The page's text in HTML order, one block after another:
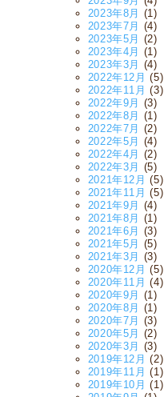
2023年8月 (1)
2023年7月 (4)
2023年5月 (2)
2023年4月 (1)
2023年3月 (4)
2022年12月 (5)
2022年11月 (3)
2022年9月 (3)
2022年8月 (1)
2022年7月 (2)
2022年5月 (4)
2022年4月 (2)
2022年3月 (5)
2021年12月 (5)
2021年11月 (5)
2021年9月 (4)
2021年8月 (1)
2021年6月 (3)
2021年5月 (5)
2021年3月 (3)
2020年12月 (5)
2020年11月 (4)
2020年9月 (1)
2020年8月 (1)
2020年7月 (3)
2020年5月 (2)
2020年3月 (3)
2019年12月 (2)
2019年11月 (1)
2019年10月 (1)